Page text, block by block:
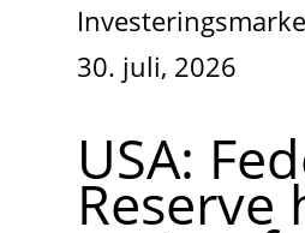
30. juli, 2026
USA:
Reserve